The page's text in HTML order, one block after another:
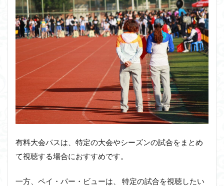
有料大会パスは、特定の大会やシーズンの試合をまとめ
て視聴する場合におすすめです。
一方、ペイ・パー・ビューは、 特定の試合を視聴したい